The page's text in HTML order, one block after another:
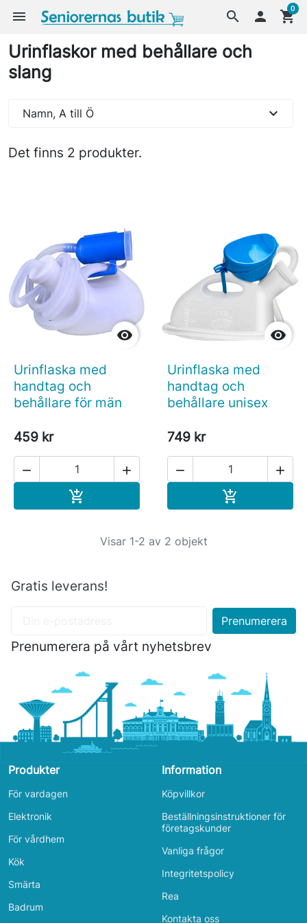
search
menu  shopping_cart
0
Urinflaskor med behållare och
slang
Det finns 2 produkter.
Namn, A till Ö expand_more

Urinflaska med
handtag och
behållare för män
459 kr
 


Urinflaska med
handtag och
behållare unisex
749 kr
 

Visar 1-2 av 2 objekt
Gratis leverans!
Prenumerera på vårt nyhetsbrev
Produkter
För vardagen
Elektronik
För vårdhem
Kök
Smärta
Badrum
Information
Köpvillkor
Beställningsinstruktioner för
företagskunder
Vanliga frågor
Integritetspolicy
Rea
Kontakta oss